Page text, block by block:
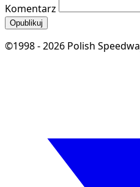
Komentarz
Opublikuj
©1998 - 2026 Polish